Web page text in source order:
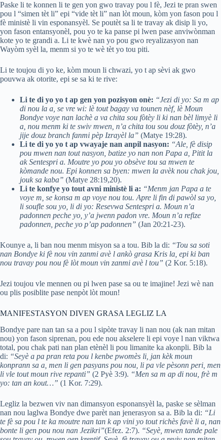
Paske li te konnen li te gen yon gwo travay pou l fè, Jezi te pran swen
pou l “simen tèt li” epi “vide tèt li” nan lòt moun, kòm yon fason pou l
fè ministè li vin esponansyèl. Se poutèt sa li te travay ak disip li yo,
yon fason entansyonèl, pou yo te ka panse pi lwen pase anviwònman
kote yo te grandi a. Li te kwè nan yo pou gwo reyalizasyon nan
Wayòm syèl la, menm si yo te wè tèt yo tou piti.
Li te toujou di yo ke, kòm moun li chwazi, yo t ap sèvi ak gwo
pouvwa ak otorite, epi se sa ki te rive:
Li te di yo yo t ap gen yon pozisyon onè: “Jezi di yo: Sa m ap
di nou la a, se vre wi: lè tout bagay va tounen nèf, lè Moun
Bondye voye nan lachè a va chita sou fòtèy li ki nan bèl limyè li
a, nou menm ki te swiv mwen, n’a chita tou sou douz fòtèy, n’a
jije douz branch fanmi pèp Izrayèl la” (Matye 19:28).
Li te di yo yo t ap vwayaje nan anpil nasyon: “Ale, fè disip
pou mwen nan tout nasyon, batize yo nan non Papa a, Pitit la
ak Sentespri a. Moutre yo pou yo obsève tou sa mwen te
kòmande nou. Epi konnen sa byen: mwen la avèk nou chak jou,
jouk sa kaba” (Matye 28:19,20).
Li te konfye yo tout avni ministè li a: “Menm jan Papa a te
voye m, se konsa m ap voye nou tou. Apre li fin di pawòl sa yo,
li soufle sou yo, li di yo: Resevwa Sentespri a. Moun n’a
padonnen peche yo, y’a jwenn padon vre. Moun n’a refize
padonnen, peche yo p’ap padonnen” (Jan 20:21-23).
Kounye a, li ban nou menm misyon sa a tou. Bib la di: “Tou sa soti
nan Bondye ki fè nou vin zanmi avè l ankò grasa Kris la, epi ki ban
nou travay pou nou fè lòt moun vin zanmi avè l tou” (2 Kor. 5:18).
Jezi toujou vle mennen ou pi lwen pase sa ou te imajine! Jezi wè nan
ou plis posiblite pase nenpòt lòt moun!
MANIFESTASYON DIVEN GRASA LEGLIZ LA
Bondye pare nan tan sa a pou l sipòte travay li nan nou (ak nan mitan
nou) yon fason siprenan, pou ede nou akselere li epi voye l nan viktwa
total, pou chak pati nan plan etènèl li pou limanite ka akonpli. Bib la
di: “Seyè a pa pran reta pou l kenbe pwomès li, jan kèk moun
konprann sa a, men li gen pasyans pou nou, li pa vle pèsonn peri, men
li vle tout moun rive repanti” (2 Pyè 3:9). “Men sa m ap di nou, frè m
yo: tan an kout…” (1 Kor. 7:29).
Legliz la bezwen viv nan dimansyon esponansyèl la, paske se sèlman
nan nou laglwa Bondye dwe parèt nan jenerasyon sa a. Bib la di: “Li
te fè sa pou l te ka moutre nan tan k ap vini yo tout richès favè li a, nan
bonte li gen pou nou nan Jezikri”(Efez. 2:7). “Seyè, mwen tande pale